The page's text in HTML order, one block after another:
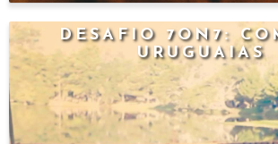
DESAFIO 7ON7:
URUGUAIAS